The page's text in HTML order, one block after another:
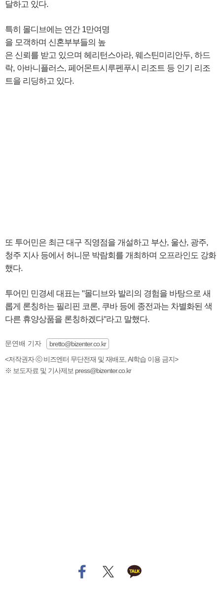
달하고 있다.
특히 몰디브에는 연간 1만여명
을 모객하며 신혼부부들의 높
은 신뢰를 받고 있으며 헤리턴스아라, 웨스틴미리안두, 하드
락, 아바니플러스, 페어몬트시루펜푸시 리조트 등 인기 리조
트을 리딩하고 있다.
또 투어민은 최근 대구 직영점을 개설하고 부산, 울산, 광주,
청주 지사 등에서 허니문 박람회를 개최하며 오프라인도 강화
했다.
투어민 민경세 대표는 "몰디브와 발리의 경험을 바탕으로 새
롭게 론칭하는 필리핀 코론, 쿠바 등에 종전과는 차별화된 색
다른 휴양상품을 론칭하겠다"라고 말했다.
문연배 기자
bretto@bizenter.co.kr
<저작권자 ⓒ 비즈엔터 무단전재 및 재배포, AI학습 이용 금지>
※ 보도자료 및 기사제보 press@bizenter.co.kr